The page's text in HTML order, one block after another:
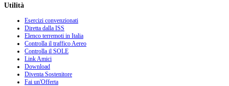
Utilità
Esercizi convenzionati
Diretta dalla ISS
Elenco terremoti in Italia
Controlla il traffico Aereo
Controlla il SOLE
Link Amici
Download
Diventa Sostenitore
Fai un'Offerta